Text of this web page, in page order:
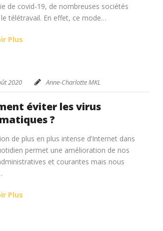
de covid-19, de nombreuses sociétés
télétravail. En effet, ce mode…
Plus
2020 Anne-Charlotte MKL
éviter les virus
?
de plus en plus intense d’Internet dans
permet une amélioration de nos
et courantes mais nous
Plus